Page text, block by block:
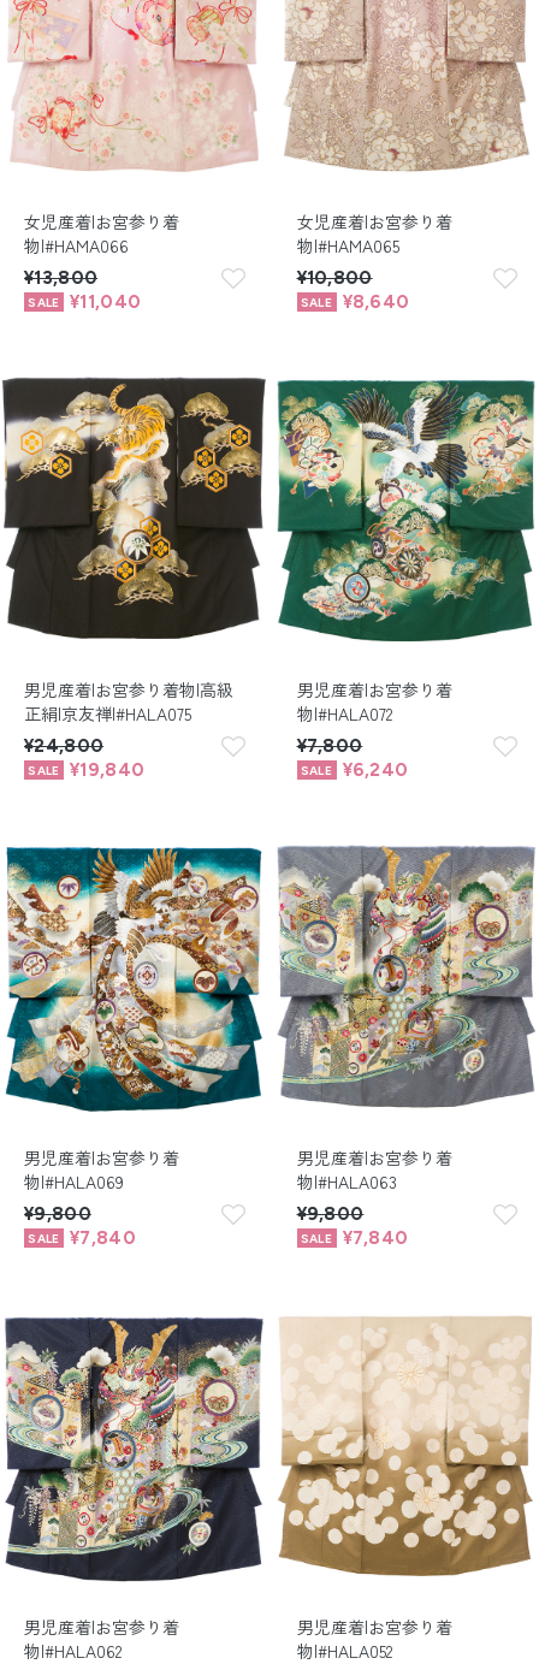
女児産着|お宮参り着
物|#HAMA066
¥13,800
¥11,040
女児産着|お宮参り着
物|#HAMA065
¥10,800
¥8,640
男児産着|お宮参り着物|高級
正絹|京友禅|#HALA075
¥24,800
¥19,840
男児産着|お宮参り着
物|#HALA072
¥7,800
¥6,240
男児産着|お宮参り着
物|#HALA069
¥9,800
¥7,840
男児産着|お宮参り着
物|#HALA063
¥9,800
¥7,840
男児産着|お宮参り着
物|#HALA062
男児産着|お宮参り着
物|#HALA052